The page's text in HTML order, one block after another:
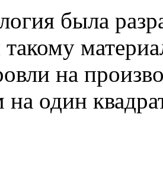
была
такому
на
на один